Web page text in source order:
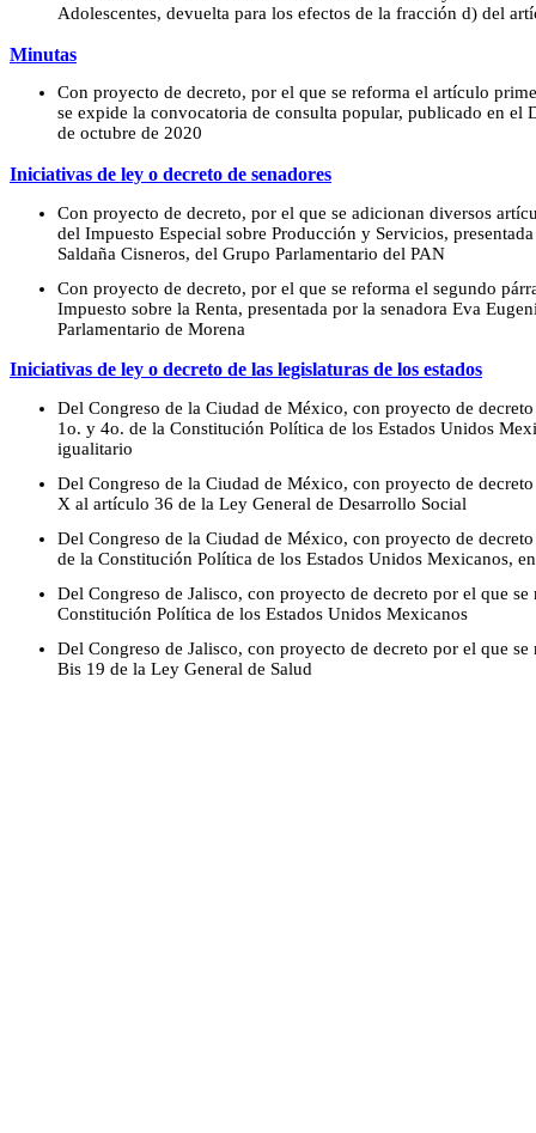
Adolescentes, devuelta para los efectos de la fracción d) del
Minutas
Con proyecto de decreto, por el que se reforma el artículo
se expide la convocatoria de consulta popular, publicado en el
de octubre de 2020
Iniciativas de ley o decreto de senadores
Con proyecto de decreto, por el que se adicionan diversos
del Impuesto Especial sobre Producción y Servicios,
Saldaña Cisneros, del Grupo Parlamentario del PAN
Con proyecto de decreto, por el que se reforma el segundo
Impuesto sobre la Renta, presentada por la senadora Eva
Parlamentario de Morena
Iniciativas de ley o decreto de las legislaturas de los estados
Del Congreso de la Ciudad de México, con proyecto de
1o. y 4o. de la Constitución Política de los Estados Unidos
igualitario
Del Congreso de la Ciudad de México, con proyecto de
X al artículo 36 de la Ley General de Desarrollo Social
Del Congreso de la Ciudad de México, con proyecto de
de la Constitución Política de los Estados Unidos Mexicanos,
Del Congreso de Jalisco, con proyecto de decreto por el que
Constitución Política de los Estados Unidos Mexicanos
Del Congreso de Jalisco, con proyecto de decreto por el que
Bis 19 de la Ley General de Salud